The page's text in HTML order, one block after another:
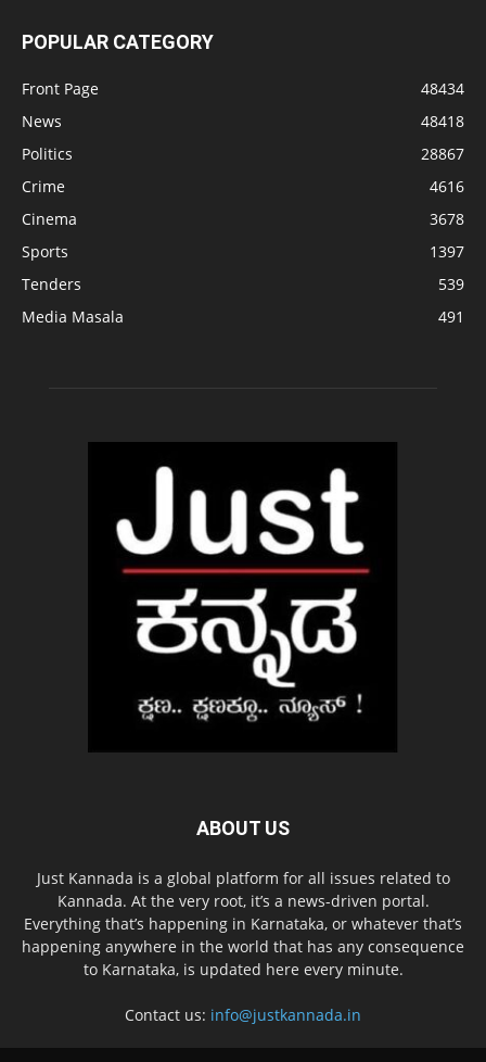
POPULAR CATEGORY
Front Page
48434
News
48418
Politics
28867
Crime
4616
Cinema
3678
Sports
1397
Tenders
539
Media Masala
491
ABOUT US
Just Kannada is a global platform for all issues related to
Kannada. At the very root, it’s a news-driven portal.
Everything that’s happening in Karnataka, or whatever that’s
happening anywhere in the world that has any consequence
to Karnataka, is updated here every minute.
Contact us: info@justkannada.in